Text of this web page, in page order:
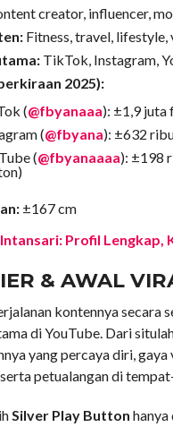
creator, influencer,
Fitness, travel, lifestyle,
TikTok, Instagram,
2025):
(@fbyanaaa): ±1,9 juta
(@fbyana): ±632
(@fbyanaaaa): ±198
±167 cm
Profil Lengkap,
& AWAL
kontennya secara
di YouTube. Dari
yang percaya diri,
petualangan di
Silver Play Button hanya